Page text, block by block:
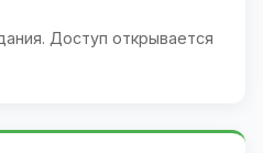
Доступ открывается